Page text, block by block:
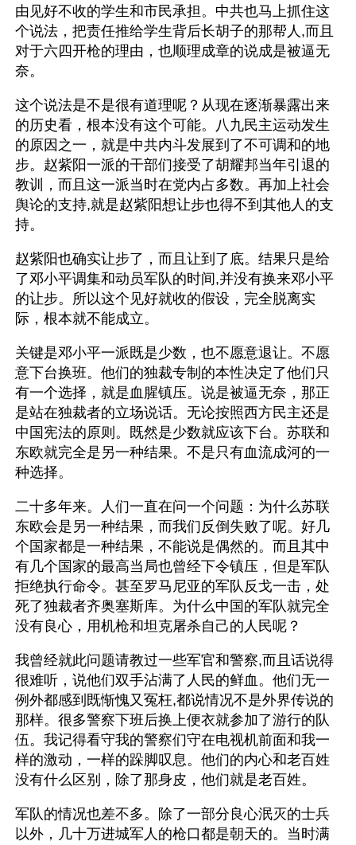
由见好不收的学生和市民承担。中共也马上抓住这
个说法，把责任推给学生背后长胡子的那帮人,而且
对于六四开枪的理由，也顺理成章的说成是被逼无
奈。
这个说法是不是很有道理呢？从现在逐渐暴露出来
的历史看，根本没有这个可能。八九民主运动发生
的原因之一，就是中共内斗发展到了不可调和的地
步。赵紫阳一派的干部们接受了胡耀邦当年引退的
教训，而且这一派当时在党内占多数。再加上社会
舆论的支持,就是赵紫阳想让步也得不到其他人的支
持。
赵紫阳也确实让步了，而且让到了底。结果只是给
了邓小平调集和动员军队的时间,并没有换来邓小平
的让步。所以这个见好就收的假设，完全脱离实
际，根本就不能成立。
关键是邓小平一派既是少数，也不愿意退让。不愿
意下台换班。他们的独裁专制的本性决定了他们只
有一个选择，就是血腥镇压。说是被逼无奈，那正
是站在独裁者的立场说话。无论按照西方民主还是
中国宪法的原则。既然是少数就应该下台。苏联和
东欧就完全是另一种结果。不是只有血流成河的一
种选择。
二十多年来。人们一直在问一个问题：为什么苏联
东欧会是另一种结果，而我们反倒失败了呢。好几
个国家都是一种结果，不能说是偶然的。而且其中
有几个国家的最高当局也曾经下令镇压，但是军队
拒绝执行命令。甚至罗马尼亚的军队反戈一击，处
死了独裁者齐奥塞斯库。为什么中国的军队就完全
没有良心，用机枪和坦克屠杀自己的人民呢？
我曾经就此问题请教过一些军官和警察,而且话说得
很难听，说他们双手沾满了人民的鲜血。他们无一
例外都感到既惭愧又冤枉,都说情况不是外界传说的
那样。很多警察下班后换上便衣就参加了游行的队
伍。我记得看守我的警察们守在电视机前面和我一
样的激动，一样的跺脚叹息。他们的内心和老百姓
没有什么区别，除了那身皮，他们就是老百姓。
军队的情况也差不多。除了一部分良心泯灭的士兵
以外，几十万进城军人的枪口都是朝天的。当时满